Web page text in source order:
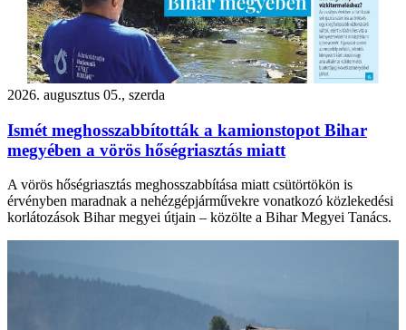
2026. augusztus 05., szerda
Ismét meghosszabbították a kamionstopot Bihar
megyében a vörös hőségriasztás miatt
A vörös hőségriasztás meghosszabbítása miatt csütörtökön is
érvényben maradnak a nehézgépjárművekre vonatkozó közlekedési
korlátozások Bihar megyei útjain – közölte a Bihar Megyei Tanács.